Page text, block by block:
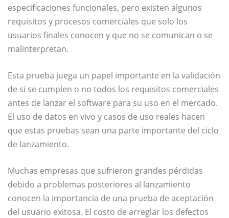
especificaciones funcionales, pero existen algunos
requisitos y procesos comerciales que solo los
usuarios finales conocen y que no se comunican o se
malinterpretan.
Esta prueba juega un papel importante en la validación
de si se cumplen o no todos los requisitos comerciales
antes de lanzar el software para su uso en el mercado.
El uso de datos en vivo y casos de uso reales hacen
que estas pruebas sean una parte importante del ciclo
de lanzamiento.
Muchas empresas que sufrieron grandes pérdidas
debido a problemas posteriores al lanzamiento
conocen la importancia de una prueba de aceptación
del usuario exitosa. El costo de arreglar los defectos